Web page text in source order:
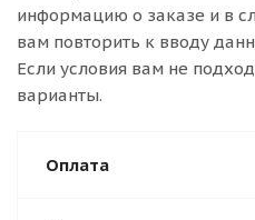
информацию о заказе и в
вам повторить к вводу
Если условия вам не
варианты.
Оплата